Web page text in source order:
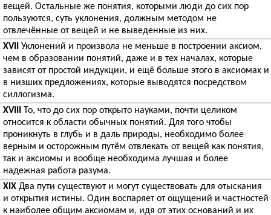
вещей. Остальные же понятия, которыми люди до сих пор
пользуются, суть уклонения, должным методом не
отвлечённые от вещей и не выведенные из них.
XVII
Уклонений и произвола не меньше в построении аксиом,
чем в образовании понятий, даже и в тех началах, которые
зависят от простой индукции, и ещё больше этого в аксиомах и
в низших предложениях, которые выводятся посредством
силлогизма.
XVIII
То, что до сих пор открыто науками, почти целиком
относится к области обычных понятий. Для того чтобы
проникнуть в глубь и в даль природы, необходимо более
верным и осторожным путём отвлекать от вещей как понятия,
так и аксиомы и вообще необходима лучшая и более
надежная работа разума.
XIX Два пути существуют и могут существовать для отыскания
и открытия истины. Один воспаряет от ощущений и частностей
к наиболее общим аксиомам и, идя от этих оснований и их